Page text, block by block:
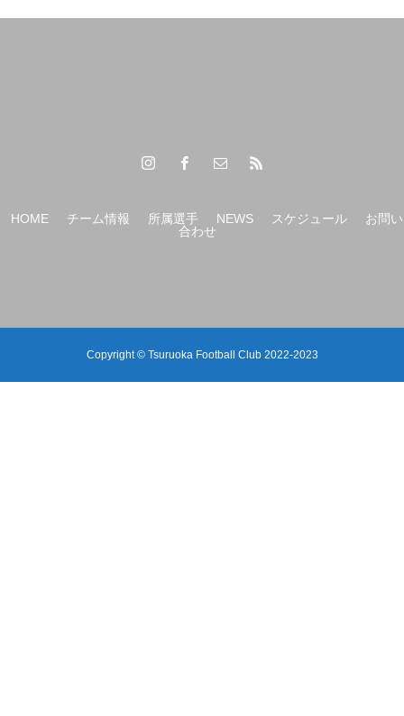
HOME チーム情報 所属選手 NEWS スケジュール
お問い
合わせ
Copyright © Tsuruoka Football Club 2022-2023